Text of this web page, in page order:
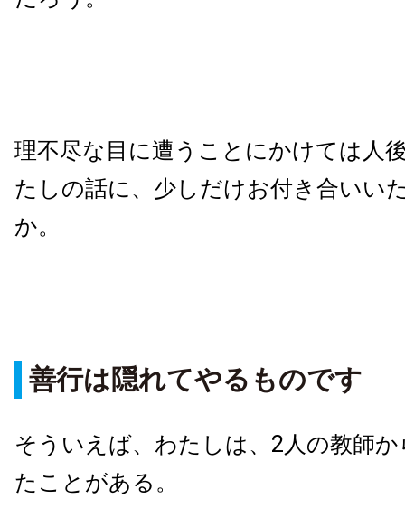
理不尽な目に遭うことにかけては人
たしの話に、少しだけお付き合いい
か。
善行は隠れてやるものです
そういえば、わたしは、2人の教師
たことがある。